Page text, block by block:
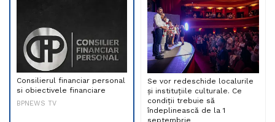
Consilierul financiar personal
si obiectivele financiare
BPNEWS TV
Se vor redeschide localurile
și instituțiile culturale. Ce
condiții trebuie să
îndeplinească de la 1
septembrie